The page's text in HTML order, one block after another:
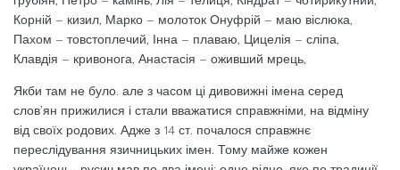
Корній – кизил, Марко – молоток Онуфрій – маю віслюка,
Пахом – товстоплечий, Інна – плаваю, Цицелія – сліпа,
Клавдія – кривонога, Анастасія – оживший мрець,
Якби там не було. але з часом ці дивовижні імена серед
слов’ян прижилися і стали вважатися справжніми, на відміну
від своїх родових. Адже з 14 ст. почалося справжнє
переслідування язичницьких імен. Тому майже кожен